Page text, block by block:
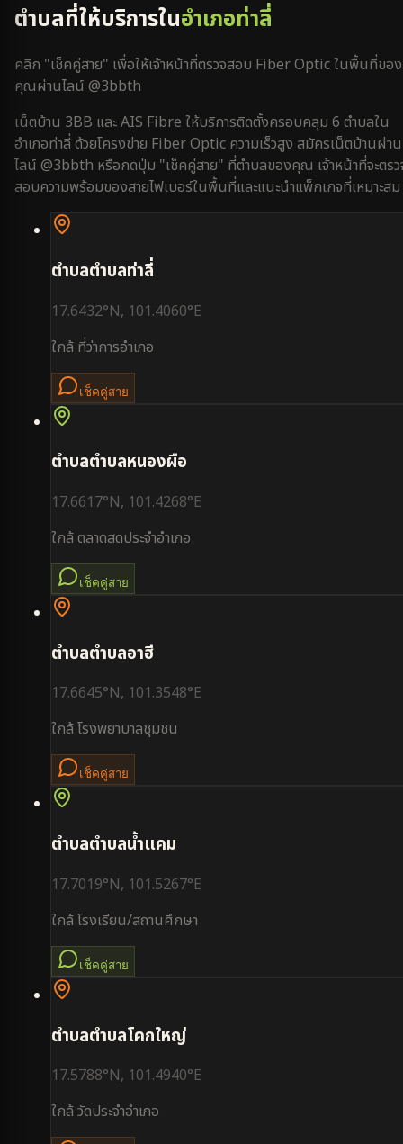
ตำบลที่ให้บริการในอำเภอท่าลี่
คลิก "เช็คคู่สาย" เพื่อให้เจ้าหน้าที่ตรวจสอบ Fiber Optic ในพื้นที่ของ
คุณผ่านไลน์ @3bbth
เน็ตบ้าน 3BB และ AIS Fibre ให้บริการติดตั้งครอบคลุม 6 ตำบลใน
อำเภอท่าลี่ ด้วยโครงข่าย Fiber Optic ความเร็วสูง สมัครเน็ตบ้านผ่าน
ไลน์ @3bbth หรือกดปุ่ม "เช็คคู่สาย" ที่ตำบลของคุณ เจ้าหน้าที่จะตร
สอบความพร้อมของสายไฟเบอร์ในพื้นที่และแนะนำแพ็กเกจที่เหมาะสม
ตำบลตำบลท่าลี่
17.6432°N, 101.4060°E
ใกล้ ที่ว่าการอำเภอ
เช็คคู่สาย
ตำบลตำบลหนองผือ
17.6617°N, 101.4268°E
ใกล้ตลาดสดประจำอำเภอ
เช็คคู่สาย
ตำบลตำบลอาฮี
17.6645°N, 101.3548°E
ใกล้โรงพยาบาลชุมชน
เช็คคู่สาย
ตำบลตำบลน้ำแคม
17.7019°N, 101.5267°E
ใกล้โรงเรียน/สถานศึกษา
เช็คคู่สาย
ตำบลตำบลโคกใหญ่
17.5788°N, 101.4940°E
ใกล้วัดประจำอำเภอ